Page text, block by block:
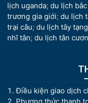
lịch uganda; du lịch
trương gia giới; du lịch
trại câu; du lịch tây tạng
nhĩ tân; du lịch tân
Điều kiện giao dịch